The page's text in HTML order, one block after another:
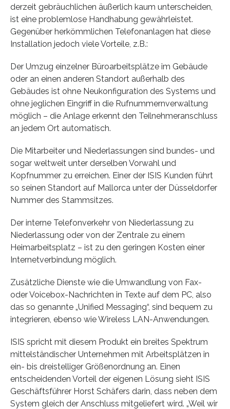
derzeit gebräuchlichen äußerlich kaum unterscheiden,
ist eine problemlose Handhabung gewährleistet.
Gegenüber herkömmlichen Telefonanlagen hat diese
Installation jedoch viele Vorteile, z.B.:
Der Umzug einzelner Büroarbeitsplätze im Gebäude
oder an einen anderen Standort außerhalb des
Gebäudes ist ohne Neukonfiguration des Systems und
ohne jeglichen Eingriff in die Rufnummernverwaltung
möglich – die Anlage erkennt den Teilnehmeranschluss
an jedem Ort automatisch.
Die Mitarbeiter und Niederlassungen sind bundes- und
sogar weltweit unter derselben Vorwahl und
Kopfnummer zu erreichen. Einer der ISIS Kunden führt
so seinen Standort auf Mallorca unter der Düsseldorfer
Nummer des Stammsitzes.
Der interne Telefonverkehr von Niederlassung zu
Niederlassung oder von der Zentrale zu einem
Heimarbeitsplatz – ist zu den geringen Kosten einer
Internetverbindung möglich.
Zusätzliche Dienste wie die Umwandlung von Fax-
oder Voicebox-Nachrichten in Texte auf dem PC, also
das so genannte „Unified Messaging“, sind bequem zu
integrieren, ebenso wie Wireless LAN-Anwendungen.
ISIS spricht mit diesem Produkt ein breites Spektrum
mittelständischer Unternehmen mit Arbeitsplätzen in
ein- bis dreistelliger Größenordnung an. Einen
entscheidenden Vorteil der eigenen Lösung sieht ISIS
Geschäftsführer Horst Schäfers darin, dass neben dem
System gleich der Anschluss mitgeliefert wird. „Weil wir